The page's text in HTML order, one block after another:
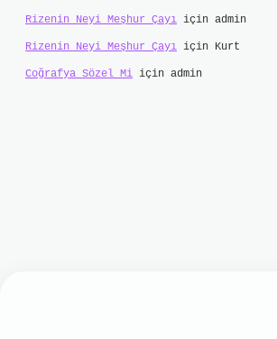
Rizenin Neyi Meşhur Çayı için admin
Rizenin Neyi Meşhur Çayı için Kurt
Coğrafya Sözel Mi için admin